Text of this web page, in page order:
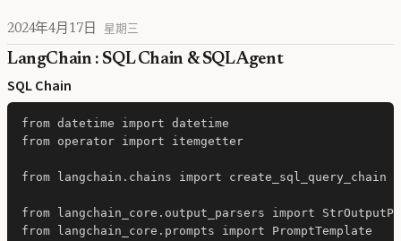
2024年4月17日 星期三
LangChain : SQL Chain & SQL Agent
SQL Chain
from datetime import datetime
from operator import itemgetter
from langchain.chains import create_sql_query_chain
from langchain_core.output_parsers import
from langchain_core.prompts import PromptTemplate